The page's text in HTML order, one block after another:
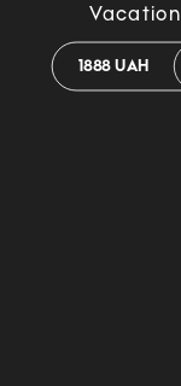
Vacation
1888 UAH